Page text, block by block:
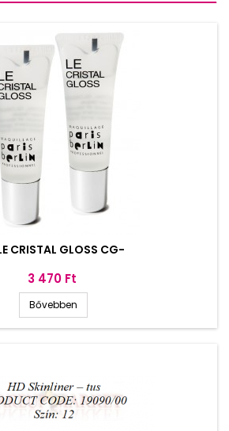
CRISTAL GLOSS CG-
Ár
3 470 Ft
Bővebben